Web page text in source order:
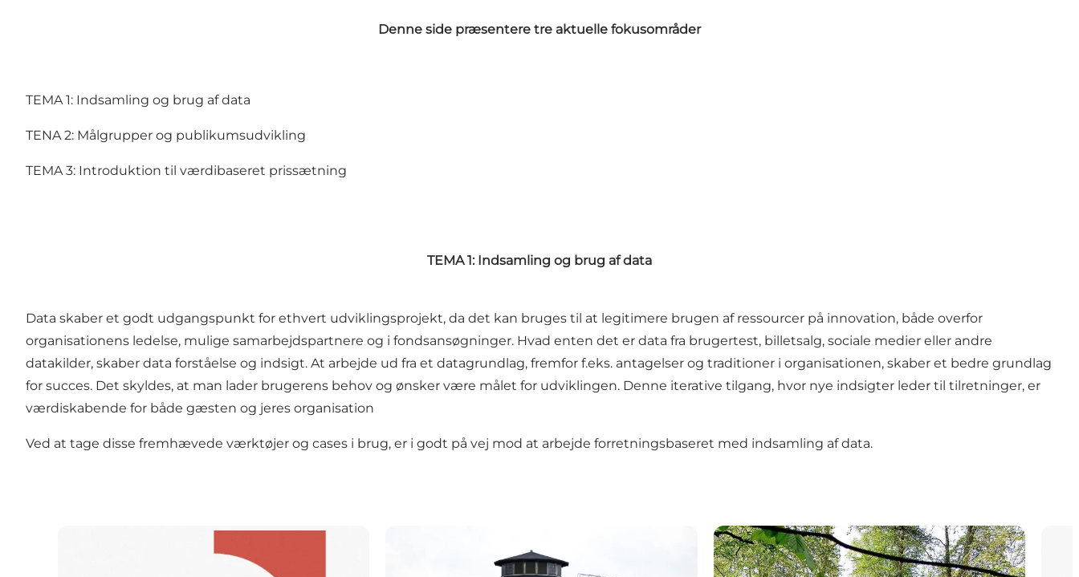
Denne side præsentere tre aktuelle fokusområder
TEMA 1: Indsamling og brug af data
TENA 2: Målgrupper og publikumsudvikling
TEMA 3: Introduktion til værdibaseret prissætning
TEMA 1: Indsamling og brug af data
Data skaber et godt udgangspunkt for ethvert udviklingsprojekt, da det kan bruges til at legitimere brugen af ressourcer på innovation, både overfor
organisationens ledelse, mulige samarbejdspartnere og i fondsansøgninger. Hvad enten det er data fra brugertest, billetsalg, sociale medier eller andre
datakilder, skaber data forståelse og indsigt. At arbejde ud fra et datagrundlag, fremfor f.eks. antagelser og traditioner i organisationen, skaber et bedre grundlag
for succes. Det skyldes, at man lader brugerens behov og ønsker være målet for udviklingen. Denne iterative tilgang, hvor nye indsigter leder til tilretninger, er
værdiskabende for både gæsten og jeres organisation
Ved at tage disse fremhævede værktøjer og cases i brug, er i godt på vej mod at arbejde forretningsbaseret med indsamling af data.
Data i kulturen - forvirring eller forretningsudvikling? Odense Aafart